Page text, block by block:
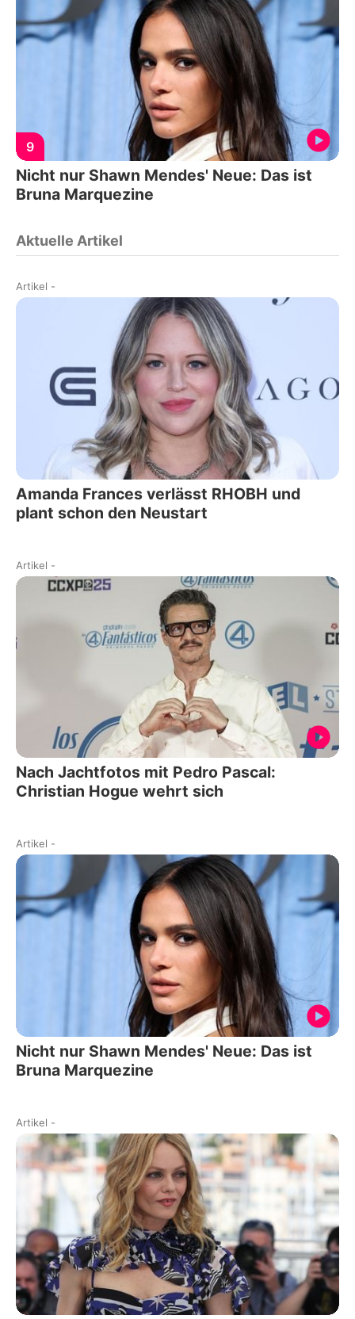
9
Nicht nur Shawn Mendes' Neue: Das ist
Bruna Marquezine
Aktuelle Artikel
Artikel -
Amanda Frances verlässt RHOBH und
plant schon den Neustart
Artikel -
Nach Jachtfotos mit Pedro Pascal:
Christian Hogue wehrt sich
Artikel -
Nicht nur Shawn Mendes' Neue: Das ist
Bruna Marquezine
Artikel -